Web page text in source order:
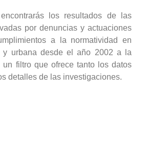
los resultados de las
por denuncias y actuaciones
a la normatividad en
y urbana desde el año 2002 a la
un filtro que ofrece tanto los datos
detalles de las investigaciones.